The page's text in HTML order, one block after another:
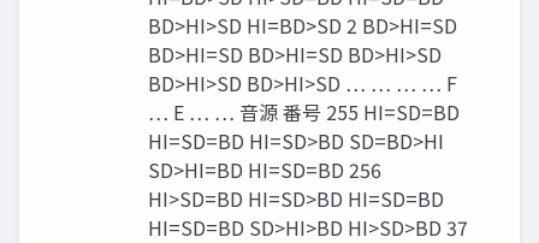
BD>HI>SD HI=BD>SD 2 BD>HI=SD
BD>HI=SD BD>HI=SD BD>HI>SD
BD>HI>SD BD>HI>SD … … … … F
… E … … 音源 番号 255 HI=SD=BD
HI=SD=BD HI=SD>BD SD=BD>HI
SD>HI=BD HI=SD=BD 256
HI>SD=BD HI=SD>BD HI=SD=BD
HI=SD=BD SD>HI>BD HI>SD>BD 37